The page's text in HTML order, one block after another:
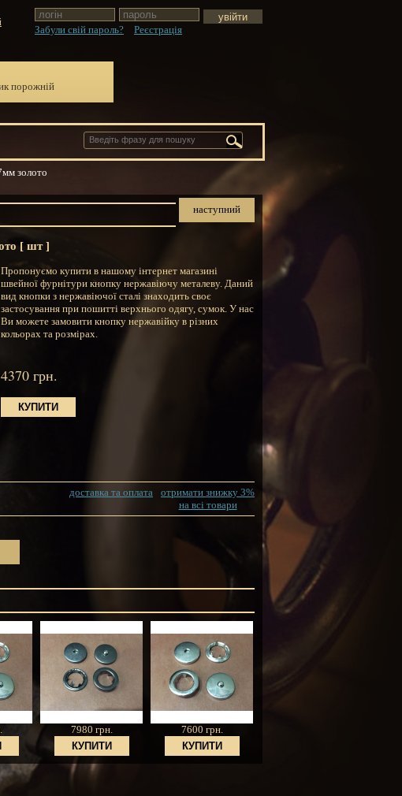
Забули свій пароль? Реєстрація
порожній
золото
наступний
[ шт ]
Пропонуємо купити в нашому інтернет магазині
швейної фурнітури кнопку нержавіючу металеву. Даний
вид кнопки з нержавіючої сталі знаходить своє
застосування при пошитті верхнього одягу, сумок. У нас
Ви можете замовити кнопку нержавійку в різних
кольорах та розмірах.
4370 грн.
отримати знижку 3%
на всі товари
доставка та оплата
7980 грн. 7600 грн.